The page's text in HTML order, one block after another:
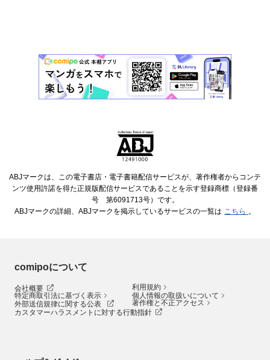
ABJマークは、この電子書店・電子書籍配信サービスが、著作権者からコンテ
ンツ使用許諾を得た正規版配信サービスであることを示す登録商標（登録番
号 第6091713号）です。
ABJマークの詳細、ABJマークを掲示しているサービスの一覧は こちら 。
comipoについて
会社概要
利用規約
特定商取引法に基づく表示
個人情報の取扱いについて
外部送信規律に関する公表
著作権と不正アクセス
カスタマーハラスメントに対する行動指針